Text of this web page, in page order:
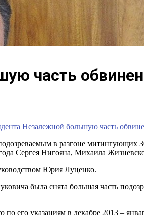
часть
Незалежной большую часть
в разгоне митингующих
Сергея Нигояна, Михаила
Юрия Луценко.
была снята большая часть
его указаниям в декабре 2013 –